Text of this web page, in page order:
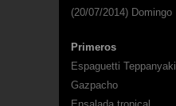
(20/07/2014) Domingo
Primeros
Espaguetti Teppanyaki
Gazpacho